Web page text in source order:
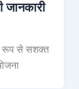
जानकारी
रूप से सशक्त